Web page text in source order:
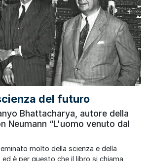
del futuro
Bhattacharya, autore della
Neumann “L'uomo venuto dal
molto della scienza e della
è per questo che il libro si chiama